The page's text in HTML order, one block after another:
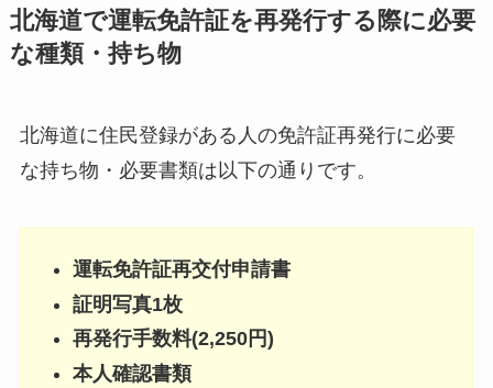
北海道で運転免許証を再発行する際に必要
な種類・持ち物
北海道に住民登録がある人の免許証再発行に必要
な持ち物・必要書類は以下の通りです。
運転免許証再交付申請書
証明写真1枚
再発行手数料(2,250円)
本人確認書類